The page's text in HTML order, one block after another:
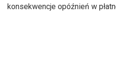
konsekwencje opóźnień w